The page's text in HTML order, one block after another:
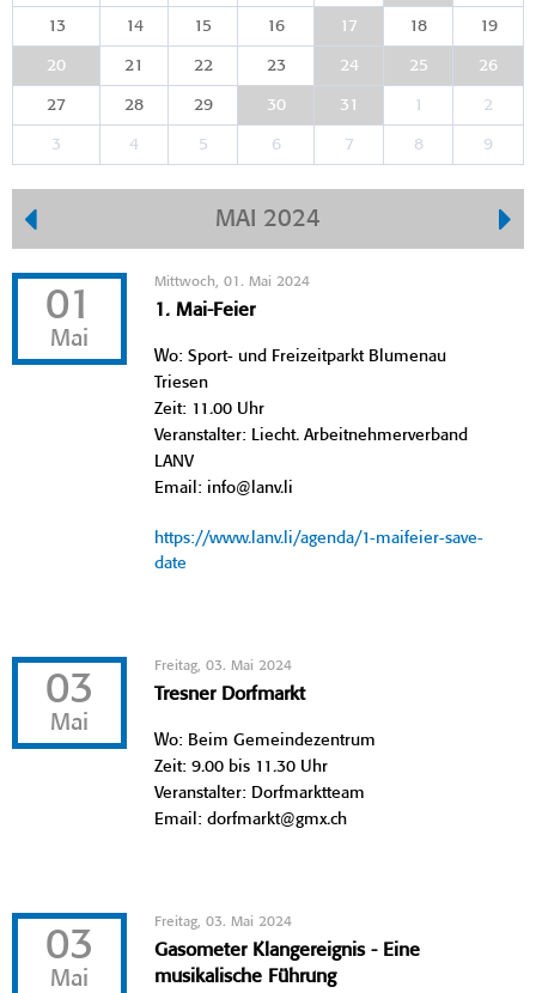
13 14 15 16 17 18 19
20 21 22 23 24 25 26
27 28 29 30 31 1 2
3 4 5 6 7 8 9
MAI 2024
01
Mai
Mittwoch, 01. Mai 2024
1. Mai-Feier
Wo: Sport- und Freizeitparkt Blumenau
Triesen
Zeit: 11.00 Uhr
Veranstalter: Liecht. Arbeitnehmerverband
LANV
Email: info@lanv.li
https://www.lanv.li/agenda/1-maifeier-save-
date
03
Mai
Freitag, 03. Mai 2024
Tresner Dorfmarkt
Wo: Beim Gemeindezentrum
Zeit: 9.00 bis 11.30 Uhr
Veranstalter: Dorfmarktteam
Email: dorfmarkt@gmx.ch
03
Mai
Freitag, 03. Mai 2024
Gasometer Klangereignis - Eine
musikalische Führung